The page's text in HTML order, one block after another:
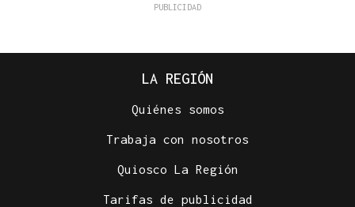
LA REGIÓN
Quiénes somos
Trabaja con nosotros
Quiosco La Región
Tarifas de publicidad